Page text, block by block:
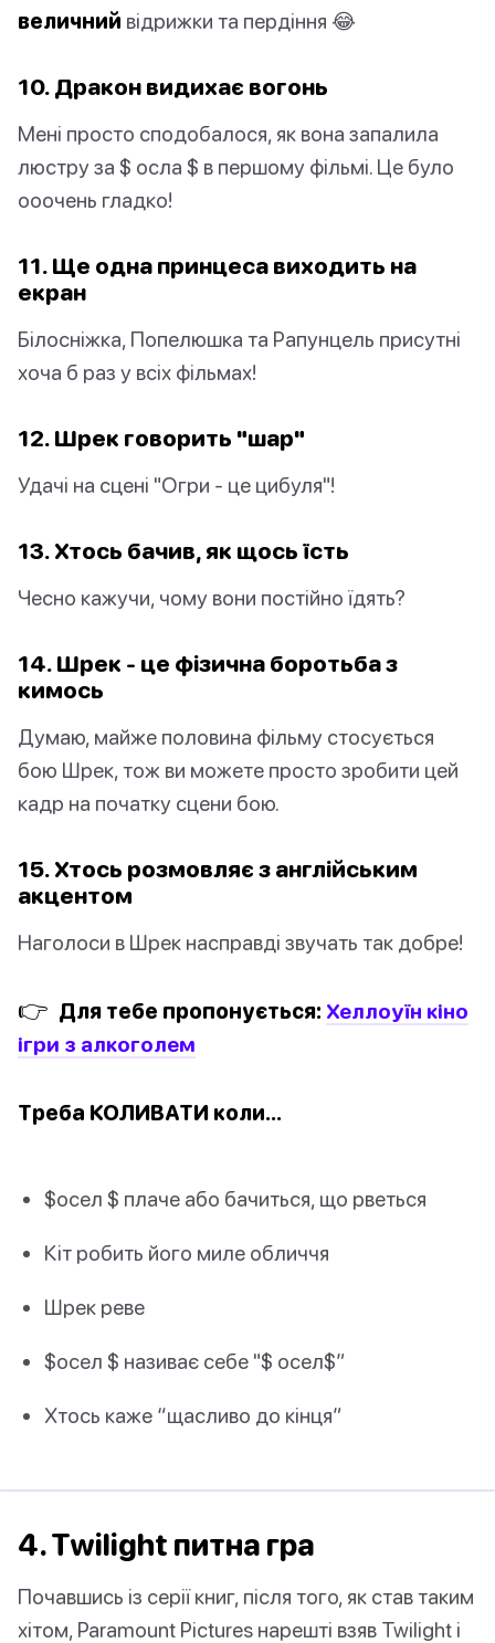
величний відрижки та пердіння 😂
10. Дракон видихає вогонь
Мені просто сподобалося, як вона запалила
люстру за $ осла $ в першому фільмі. Це було
ооочень гладко!
11. Ще одна принцеса виходить на
екран
Білосніжка, Попелюшка та Рапунцель присутні
хоча б раз у всіх фільмах!
12. Шрек говорить "шар"
Удачі на сцені "Огри - це цибуля"!
13. Хтось бачив, як щось їсть
Чесно кажучи, чому вони постійно їдять?
14. Шрек - це фізична боротьба з
кимось
Думаю, майже половина фільму стосується
бою Шрек, тож ви можете просто зробити цей
кадр на початку сцени бою.
15. Хтось розмовляє з англійським
акцентом
Наголоси в Шрек насправді звучать так добре!
👉 Для тебе пропонується: Хеллоуїн кіно
ігри з алкоголем
Треба КОЛИВАТИ коли…
$осел $ плаче або бачиться, що рветься
Кіт робить його миле обличчя
Шрек реве
$осел $ називає себе "$ осел$”
Хтось каже “щасливо до кінця”
4. Twilight питна гра
Почавшись із серії книг, після того, як став таким
хітом, Paramount Pictures нарешті взяв Twilight і